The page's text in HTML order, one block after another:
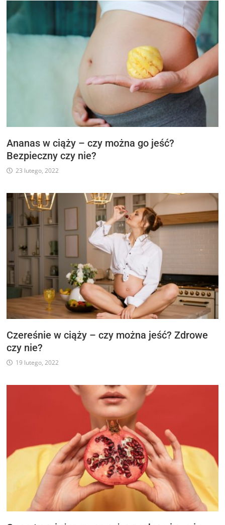
Ananas w ciąży – czy można go jeść?
Bezpieczny czy nie?
23 lutego, 2022
Czereśnie w ciąży – czy można jeść? Zdrowe
czy nie?
19 lutego, 2022